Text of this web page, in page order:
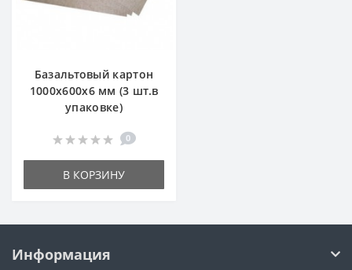
Базальтовый картон
1000х600х6 мм (3 шт.в
упаковке)
0
В КОРЗИНУ
Информация